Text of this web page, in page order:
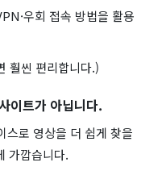
우회 접속 방법을 활용
훨씬 편리합니다.)
이트가 아닙니다.
스로 영상을 더 쉽게 찾을
가깝습니다.